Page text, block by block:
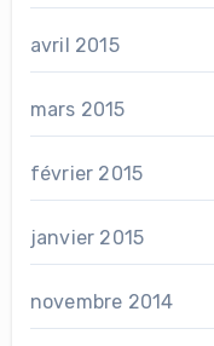
avril 2015
mars 2015
février 2015
janvier 2015
novembre 2014